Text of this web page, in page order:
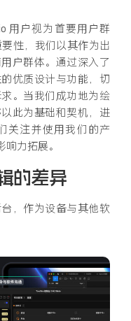
用户视为首要用户群
性，我们以其作为出
户群体。通过深入了
优质设计与功能，切
。当我们成功地为绘
此为基础和契机，进
关注并使用我们的产
力拓展。
的差异
，作为设备与其他软